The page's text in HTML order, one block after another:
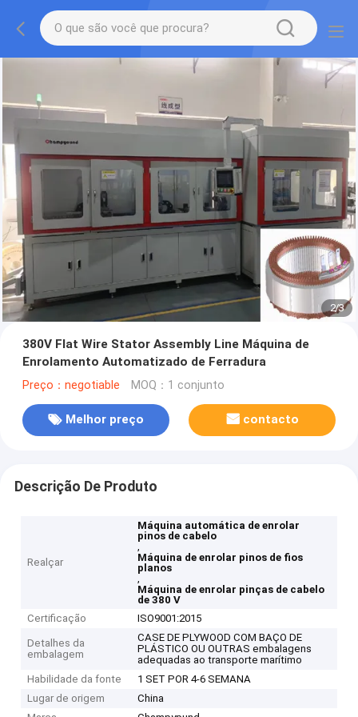
2/3
380V Flat Wire Stator Assembly Line Máquina de
Enrolamento Automatizado de Ferradura
Preço：negotiable MOQ：1 conjunto
Melhor preço contacto
Descrição De Produto
Realçar
Máquina automática de enrolar
pinos de cabelo
,
Máquina de enrolar pinos de fios
planos
,
Máquina de enrolar pinças de cabelo
de 380 V
Certificação
ISO9001:2015
Detalhes da
embalagem
CASE DE PLYWOOD COM BAÇO DE
PLÁSTICO OU OUTRAS embalagens
adequadas ao transporte marítimo
Habilidade da fonte
1 SET POR 4-6 SEMANA
Lugar de origem
China